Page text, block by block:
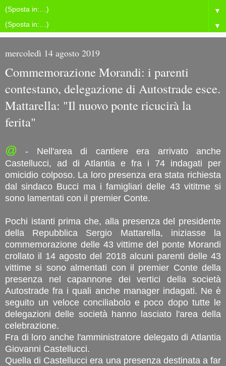
▼
▼
mercoledì 14 agosto 2019
Commemorazione Morandi: i parenti
contestano, delegazione di Autostrade esce.
Mattarella: "Il nuovo ponte ricucirà la
ferita"
@ - Nell'area di cantiere era arrivato anche
Castellucci, ad di Atlantia e fra i 74 indagati per
omicidio colposo. La loro presenza era stata richiesta
dal sindaco Bucci ma i famigliari delle 43 vititme si
sono lamentati con il premier Conte.
Pochi istanti prima che, alla presenza del presidente
della Repubblica Sergio Mattarella, iniziasse la
commemorazione delle 43 vittime del ponte Morandi
crollato il 14 agosto del 2018 alcuni parenti delle 43
vittime si sono almentati con il premier Conte della
presenza nel capannone dei vertici della società
Autostrade fra i quali anche manager indagati. Ne è
seguito un veloce conciliabolo e poco dopo tutte le
delegazioni delle società hanno lasciato l'area della
celebrazione.
Fra di loro anche l'amministratore delegato di Atlantia
Giovanni Castellucci.
Quella di Castellucci era una presenza destinata a far